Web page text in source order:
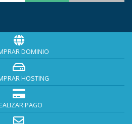
DOMINIO
HOSTING
PAGO